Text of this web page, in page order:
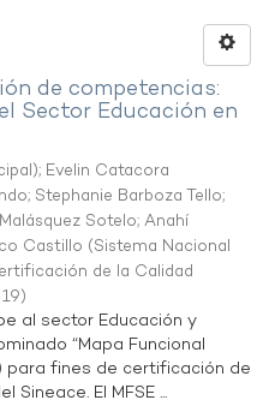
de competencias:
Sector Educación en
; Evelin Catacora
; Stephanie Barboza Tello;
Sotelo; Anahí
Castillo (Sistema Nacional
de la Calidad
)
al sector Educación y
“Mapa Funcional
para fines de certificación de
El MFSE ...